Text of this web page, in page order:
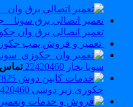
تعمیر اتصالی برق وان
تعمیر و فروش پمپ
سونا بخار 22420460
تماس
جکوزی زیر دوشی 22420460